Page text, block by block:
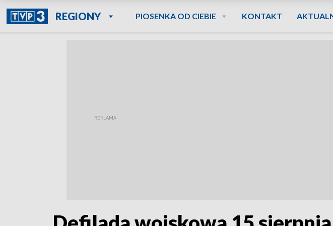
REGIONY PIOSENKA OD CIEBIE KONTAKT